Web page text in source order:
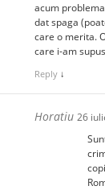
acum
dat spaga
care o merita.
care i-am
Reply ↓
Horatiu 26